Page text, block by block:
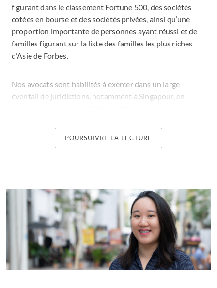
figurant dans le classement Fortune 500, des sociétés
cotées en bourse et des sociétés privées, ainsi qu’une
proportion importante de personnes ayant réussi et de
familles figurant sur la liste des familles les plus riches
d’Asie de Forbes.
Nos avocats sont habilités à exercer dans un large
éventail de juridictions, notamment à Singapour, en
Singapour et des avocats étrangers agréés. Seuls les
avocats qualifiés en droit singapourien de Withers
KhattarWong LLP sont autorisés à prodiguer des
conseils en droit singapourien et à représenter des
clients devant les tribunaux de Singapour en vertu de la
loi sur la profession d’avocat. Nous sommes réglementés
par la Law Society of Singapore et la Legal Services
POURSUIVRE LA LECTURE